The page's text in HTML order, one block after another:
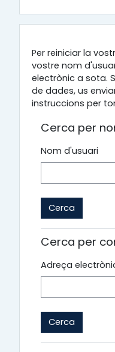
Per reiniciar la
vostre nom
electrònic a sota.
de dades, us
instruccions per
Cerca per
Nom d'usuari
Cerca per
Adreça